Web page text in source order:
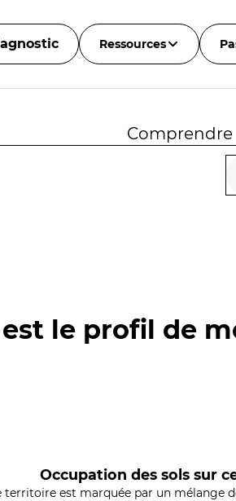
Ressources
Comprendre
le profil de
Occupation des sols sur
territoire est marquée par un mélange